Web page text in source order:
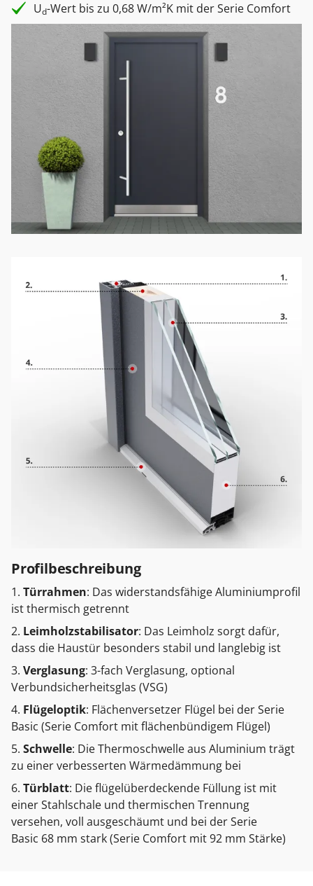
Ud-Wert bis zu 0,68 W/m²K mit der Serie Comfort
Profilbeschreibung
Türrahmen: Das widerstandsfähige Aluminiumprofil
ist thermisch getrennt
Leimholzstabilisator: Das Leimholz sorgt dafür,
dass die Haustür besonders stabil und langlebig ist
Verglasung: 3-fach Verglasung, optional
Verbundsicherheitsglas (VSG)
Flügeloptik: Flächenversetzer Flügel bei der Serie
Basic (Serie Comfort mit flächenbündigem Flügel)
Schwelle: Die Thermoschwelle aus Aluminium trägt
zu einer verbesserten Wärmedämmung bei
Türblatt: Die flügelüberdeckende Füllung ist mit
einer Stahlschale und thermischen Trennung
versehen, voll ausgeschäumt und bei der Serie
Basic 68 mm stark (Serie Comfort mit 92 mm Stärke)